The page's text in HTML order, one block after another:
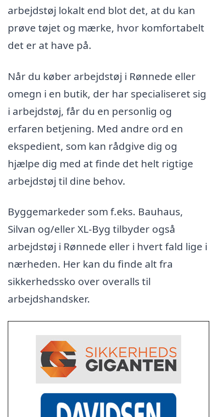
arbejdstøj lokalt end blot det, at du kan
prøve tøjet og mærke, hvor komfortabelt
det er at have på.
Når du køber arbejdstøj i Rønnede eller
omegn i en butik, der har specialiseret sig
i arbejdstøj, får du en personlig og
erfaren betjening. Med andre ord en
ekspedient, som kan rådgive dig og
hjælpe dig med at finde det helt rigtige
arbejdstøj til dine behov.
Byggemarkeder som f.eks. Bauhaus,
Silvan og/eller XL-Byg tilbyder også
arbejdstøj i Rønnede eller i hvert fald lige i
nærheden. Her kan du finde alt fra
sikkerhedssko over overalls til
arbejdshandsker.